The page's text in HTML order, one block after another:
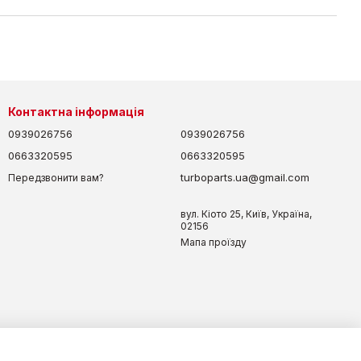
Контактна інформація
0939026756
0663320595
Передзвонити вам?
0939026756
0663320595
turboparts.ua@gmail.com
вул. Кіото 25, Київ, Україна,
02156
Мапа проїзду